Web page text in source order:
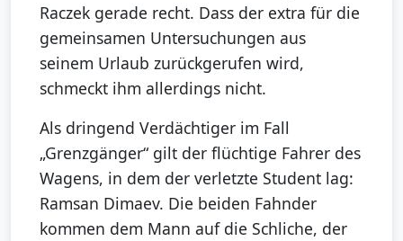
Raczek gerade recht. Dass der extra für die
gemeinsamen Untersuchungen aus
seinem Urlaub zurückgerufen wird,
schmeckt ihm allerdings nicht.
Als dringend Verdächtiger im Fall
„Grenzgänger“ gilt der flüchtige Fahrer des
Wagens, in dem der verletzte Student lag:
Ramsan Dimaev. Die beiden Fahnder
kommen dem Mann auf die Schliche, der